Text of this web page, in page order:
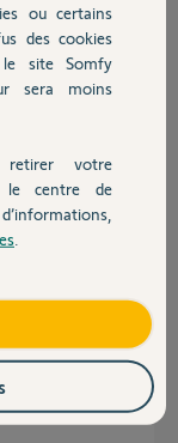
de vous envoyer
produit est en
s'il ne l'est pas,
ou certains
des cookies
le site Somfy
sera moins
votre
le centre de